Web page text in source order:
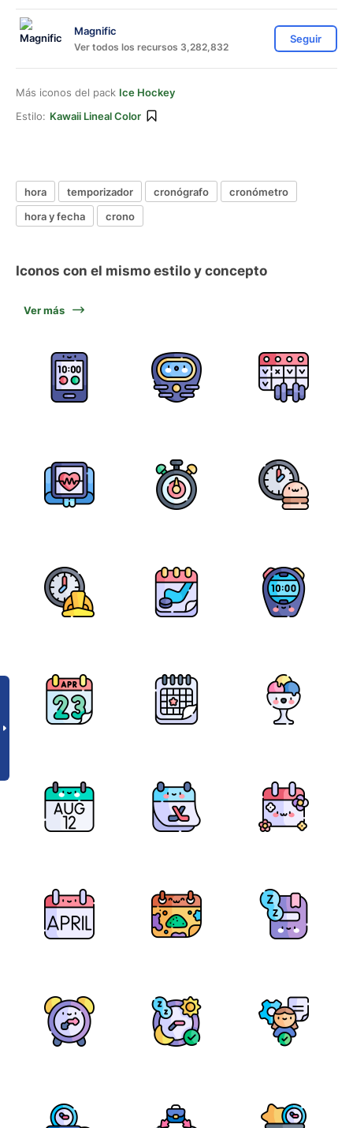
Magnific
Ver todos los recursos 3,282,832
Seguir
Más iconos del pack Ice Hockey
Estilo: Kawaii Lineal Color
hora temporizador cronógrafo
cronómetro
hora y fecha
crono
Iconos con el mismo estilo y concepto
Ver más